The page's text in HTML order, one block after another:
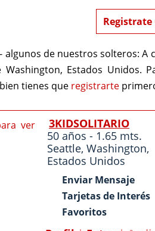
Registrate
algunos de nuestros solteros: A
Washington, Estados
tienes que registrarte
3KIDSOLITARIO
50 años - 1.65 mts.
Seattle, Washington,
Estados Unidos
Enviar Mensaje
Tarjetas de Interés
Favoritos